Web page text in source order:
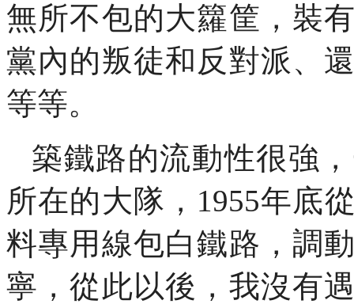
無所不包的大籮筐，裝
黨內的叛徒和反對派、
等等。
築鐵路的流動性很強
所在的大隊， 1955年底
料專用線包白鐵路，調
寧，從此以後，我沒有